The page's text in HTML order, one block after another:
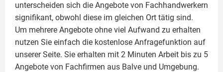
unterscheiden sich die Angebote von Fachhandwerkern
signifikant, obwohl diese im gleichen Ort tätig sind.
Um mehrere Angebote ohne viel Aufwand zu erhalten
nutzen Sie einfach die kostenlose Anfragefunktion auf
unserer Seite. Sie erhalten mit 2 Minuten Arbeit bis zu 5
Angebote von Fachfirmen aus Balve und Umgebung.